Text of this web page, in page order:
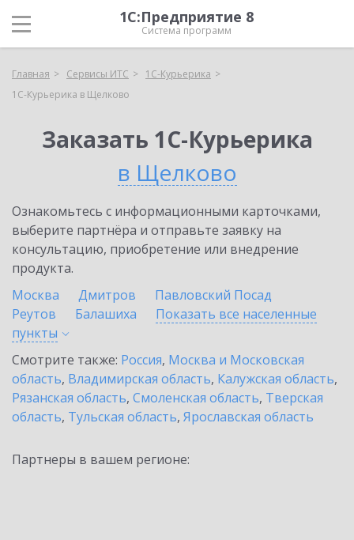
1С:Предприятие 8
Система программ
Главная Сервисы ИТС
1С-Курьерика
1С-Курьерика в Щелково
Заказать 1С-Курьерика
в Щелково
Ознакомьтесь с информационными карточками,
выберите партнёра и отправьте заявку на
консультацию, приобретение или внедрение
продукта.
Москва
Дмитров
Павловский Посад
Реутов
Балашиха
Показать все населенные
пункты
Смотрите также: Россия, Москва и Московская
область, Владимирская область, Калужская область,
Рязанская область, Смоленская область, Тверская
область, Тульская область, Ярославская область
Партнеры в вашем регионе: